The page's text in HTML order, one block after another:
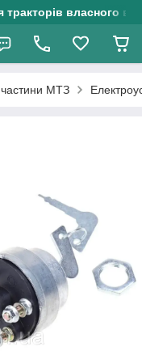
власного
МТЗ